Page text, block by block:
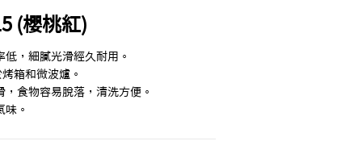
(櫻桃紅)
，細膩光滑經久耐用。
箱和微波爐。
食物容易脫落，清洗方便。
。